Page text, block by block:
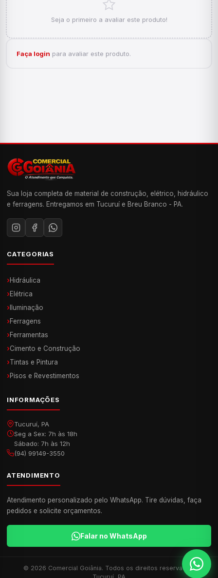
Seja o primeiro a avaliar este produto!
Faça login para avaliar este produto.
Sua loja completa de material de construção, elétrico, hidráulico
e ferragens. Entregamos em Tucuruí e Breu Branco - PA.
CATEGORIAS
›Hidráulica
›Elétrica
› Iluminação
›Ferragens
›Ferramentas
›Cimento e Construção
›Tintas e Pintura
›Pisos e Revestimentos
INFORMAÇÕES
Tucuruí, PA
Seg a Sex: 7h às 18h
Sábado: 7h às 12h
(94) 99149-3550
ATENDIMENTO
Atendimento personalizado pelo WhatsApp. Tire dúvidas, faça
pedidos e solicite orçamentos.
Falar no WhatsApp
© 2026 Comercial Goiânia. Todos os direitos reservados.